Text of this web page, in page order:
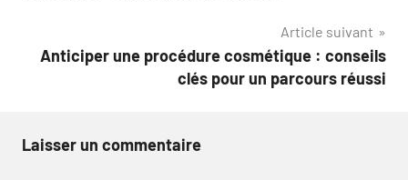
Article suivant
Anticiper une procédure cosmétique : conseils
clés pour un parcours réussi
Laisser un commentaire